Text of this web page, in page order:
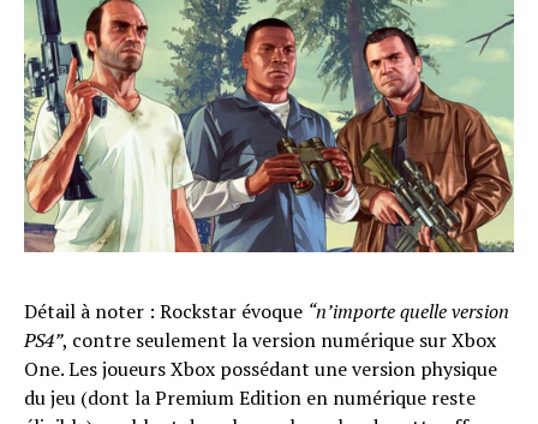
Détail à noter : Rockstar évoque “n’importe quelle version
PS4”, contre seulement la version numérique sur Xbox
One. Les joueurs Xbox possédant une version physique
du jeu (dont la Premium Edition en numérique reste